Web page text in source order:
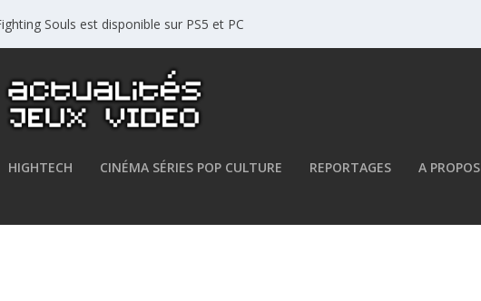
Souls est disponible sur PS5 et PC
HIGHTECH CINÉMA SÉRIES POP CULTURE REPORTAGES A PROPOS